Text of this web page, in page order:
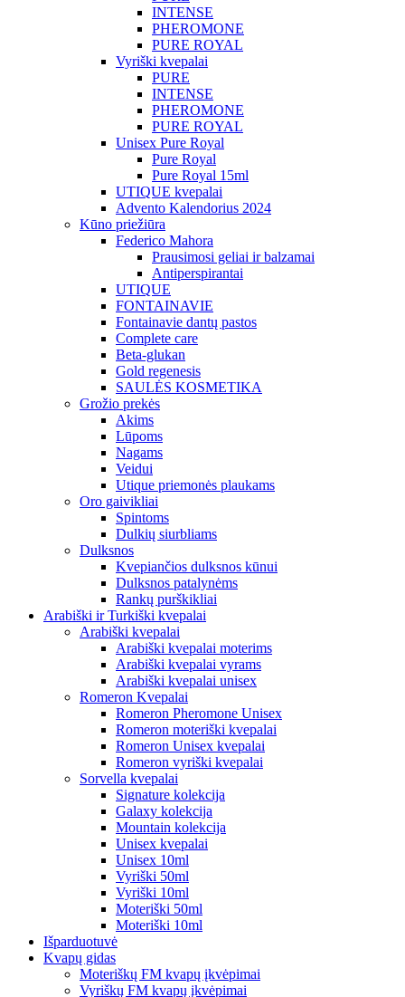
INTENSE
PHEROMONE
PURE ROYAL
Vyriški kvepalai
PURE
INTENSE
PHEROMONE
PURE ROYAL
Unisex Pure Royal
Pure Royal
Pure Royal 15ml
UTIQUE kvepalai
Advento Kalendorius 2024
Kūno priežiūra
Federico Mahora
Prausimosi geliai ir balzamai
Antiperspirantai
UTIQUE
FONTAINAVIE
Fontainavie dantų pastos
Complete care
Beta-glukan
Gold regenesis
SAULĖS KOSMETIKA
Grožio prekės
Akims
Lūpoms
Nagams
Veidui
Utique priemonės plaukams
Oro gaivikliai
Spintoms
Dulkių siurbliams
Dulksnos
Kvepiančios dulksnos kūnui
Dulksnos patalynėms
Rankų purškikliai
Arabiški ir Turkiški kvepalai
Arabiški kvepalai
Arabiški kvepalai moterims
Arabiški kvepalai vyrams
Arabiški kvepalai unisex
Romeron Kvepalai
Romeron Pheromone Unisex
Romeron moteriški kvepalai
Romeron Unisex kvepalai
Romeron vyriški kvepalai
Sorvella kvepalai
Signature kolekcija
Galaxy kolekcija
Mountain kolekcija
Unisex kvepalai
Unisex 10ml
Vyriški 50ml
Vyriški 10ml
Moteriški 50ml
Moteriški 10ml
Išparduotuvė
Kvapų gidas
Moteriškų FM kvapų įkvėpimai
Vyriškų FM kvapų įkvėpimai